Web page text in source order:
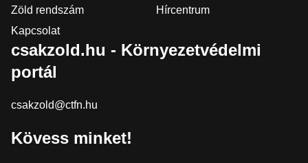
Zöld rendszám
Hírcentrum
Kapcsolat
csakzold.hu - Környezetvédelmi
portál
csakzold@ctfn.hu
Kövess minket!